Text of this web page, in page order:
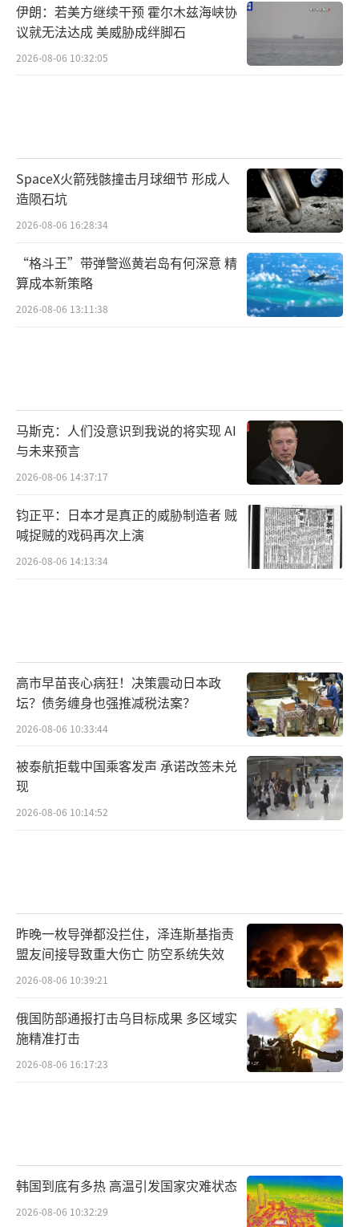
伊朗：若美方继续干预 霍尔木兹海峡协
议就无法达成 美威胁成绊脚石
2026-08-06 10:32:05
SpaceX火箭残骸撞击月球细节 形成人
造陨石坑
2026-08-06 16:28:34
“格斗王”带弹警巡黄岩岛有何深意 精
算成本新策略
2026-08-06 13:11:38
马斯克：人们没意识到我说的将实现 AI
与未来预言
2026-08-06 14:37:17
钧正平：日本才是真正的威胁制造者 贼
喊捉贼的戏码再次上演
2026-08-06 14:13:34
高市早苗丧心病狂！决策震动日本政
坛？债务缠身也强推减税法案？
2026-08-06 10:33:44
被泰航拒载中国乘客发声 承诺改签未兑
现
2026-08-06 10:14:52
昨晚一枚导弹都没拦住，泽连斯基指责
盟友间接导致重大伤亡 防空系统失效
2026-08-06 10:39:21
俄国防部通报打击乌目标成果 多区域实
施精准打击
2026-08-06 16:17:23
韩国到底有多热 高温引发国家灾难状态
2026-08-06 10:32:29